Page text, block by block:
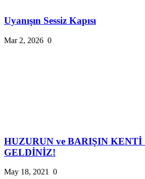
Uyanışın Sessiz Kapısı
Mar 2, 2026 0
HUZURUN ve BARIŞIN KENTİ
GELDİNİZ!
May 18, 2021 0